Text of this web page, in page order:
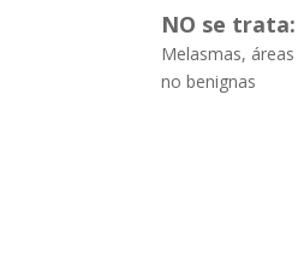
NO se trata:
Melasmas,
no benignas